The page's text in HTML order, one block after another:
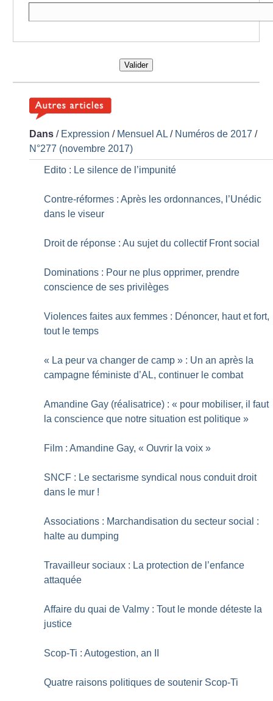
Valider
Dans / Expression / Mensuel AL / Numéros de 2017 /
N°277 (novembre 2017)
Edito : Le silence de l’impunité
Contre-réformes : Après les ordonnances, l’Unédic
dans le viseur
Droit de réponse : Au sujet du collectif Front social
Dominations : Pour ne plus opprimer, prendre
conscience de ses privilèges
Violences faites aux femmes : Dénoncer, haut et fort,
tout le temps
« La peur va changer de camp » : Un an après la
campagne féministe d’AL, continuer le combat
Amandine Gay (réalisatrice) : « pour mobiliser, il faut
la conscience que notre situation est politique »
Film : Amandine Gay, « Ouvrir la voix »
SNCF : Le sectarisme syndical nous conduit droit
dans le mur !
Associations : Marchandisation du secteur social :
halte au dumping
Travailleur sociaux : La protection de l’enfance
attaquée
Affaire du quai de Valmy : Tout le monde déteste la
justice
Scop-Ti : Autogestion, an II
Quatre raisons politiques de soutenir Scop-Ti